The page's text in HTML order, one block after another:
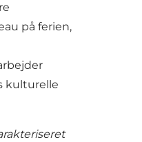
på ferien,
kulturelle